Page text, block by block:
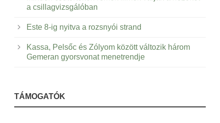
a csillagvizsgálóban
Este 8-ig nyitva a rozsnyói strand
Kassa, Pelsőc és Zólyom között változik három
Gemeran gyorsvonat menetrendje
TÁMOGATÓK